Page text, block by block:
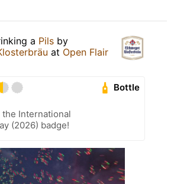
a Pils by
at Open Flair
Bottle
the International
(2026) badge!